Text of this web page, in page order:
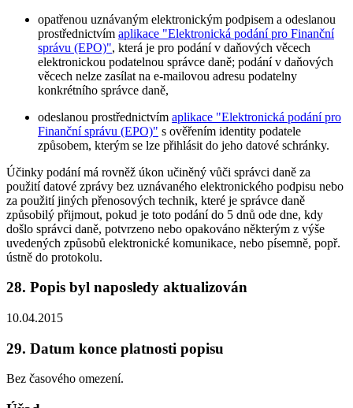
opatřenou uznávaným elektronickým podpisem a odeslanou
prostřednictvím aplikace "Elektronická podání pro Finanční
správu (EPO)", která je pro podání v daňových věcech
elektronickou podatelnou správce daně; podání v daňových
věcech nelze zasílat na e-mailovou adresu podatelny
konkrétního správce daně,
odeslanou prostřednictvím aplikace "Elektronická podání pro
Finanční správu (EPO)" s ověřením identity podatele
způsobem, kterým se lze přihlásit do jeho datové schránky.
Účinky podání má rovněž úkon učiněný vůči správci daně za
použití datové zprávy bez uznávaného elektronického podpisu nebo
za použití jiných přenosových technik, které je správce daně
způsobilý přijmout, pokud je toto podání do 5 dnů ode dne, kdy
došlo správci daně, potvrzeno nebo opakováno některým z výše
uvedených způsobů elektronické komunikace, nebo písemně, popř.
ústně do protokolu.
28. Popis byl naposledy aktualizován
10.04.2015
29. Datum konce platnosti popisu
Bez časového omezení.